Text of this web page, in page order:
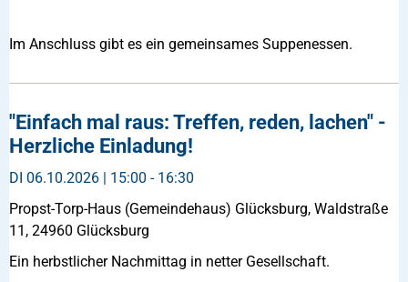
Im Anschluss gibt es ein gemeinsames Suppenessen.
"Einfach mal raus: Treffen, reden, lachen" -
Herzliche Einladung!
DI 06.10.2026 | 15:00 - 16:30
Propst-Torp-Haus (Gemeindehaus) Glücksburg, Waldstraße
11, 24960 Glücksburg
Ein herbstlicher Nachmittag in netter Gesellschaft.